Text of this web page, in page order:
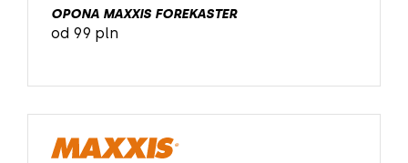
OPONA MAXXIS FOREKASTER
od 99 pln